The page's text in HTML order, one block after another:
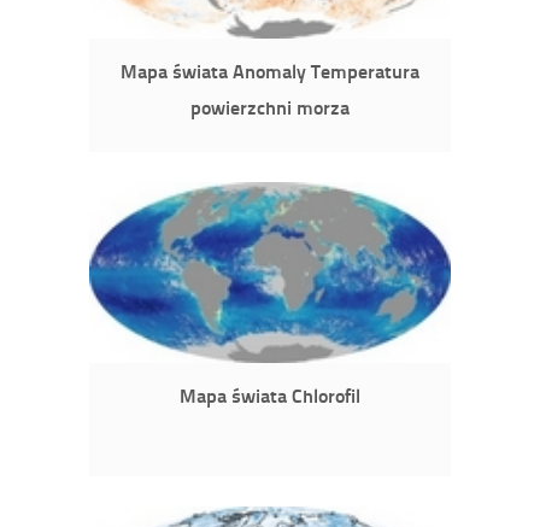
Mapa świata Anomaly Temperatura
powierzchni morza
Mapa świata Chlorofil